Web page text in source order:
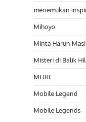
menemukan
Mihoyo
Minta Harun
Misteri di Balik
MLBB
Mobile Legend
Mobile Legends